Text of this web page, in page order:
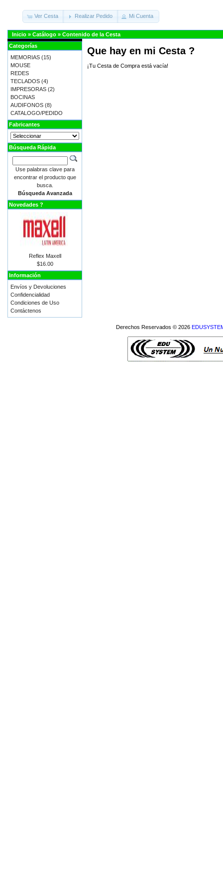
Ver Cesta Realizar Pedido Mi Cuenta
Inicio » Catálogo » Contenido de la Cesta
Que hay en mi Cesta ?
¡Tu Cesta de Compra está vacía!
Categorías
MEMORIAS (15)
MOUSE
REDES
TECLADOS (4)
IMPRESORAS (2)
BOCINAS
AUDIFONOS (8)
CATALOGO/PEDIDO
Fabricantes
Búsqueda Rápida
Use palabras clave para
encontrar el producto que
busca.
Búsqueda Avanzada
Novedades ?
Reflex Maxell
$16.00
Información
Envíos y Devoluciones
Confidencialidad
Condiciones de Uso
Contáctenos
Derechos Reservados © 2026